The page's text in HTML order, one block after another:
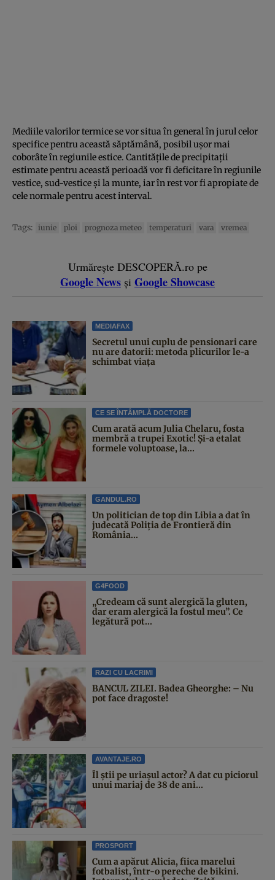
Mediile valorilor termice se vor situa în general în jurul celor
specifice pentru această săptămână, posibil ușor mai
coborâte în regiunile estice. Cantitățile de precipitații
estimate pentru această perioadă vor fi deficitare în regiunile
vestice, sud-vestice și la munte, iar în rest vor fi apropiate de
cele normale pentru acest interval.
Tags: iunie ploi prognoza meteo temperaturi vara vremea
Urmărește DESCOPERĂ.ro pe
Google News și Google Showcase
MEDIAFAX
Secretul unui cuplu de pensionari care
nu are datorii: metoda plicurilor le-a
schimbat viața
CE SE ÎNTÂMPLĂ DOCTORE
Cum arată acum Julia Chelaru, fosta
membră a trupei Exotic! Și-a etalat
formele voluptoase, la...
GANDUL.RO
Un politician de top din Libia a dat în
judecată Poliția de Frontieră din
România...
G4FOOD
„Credeam că sunt alergică la gluten,
dar eram alergică la fostul meu”. Ce
legătură pot...
RAZI CU LACRIMI
BANCUL ZILEI. Badea Gheorghe: – Nu
pot face dragoste!
AVANTAJE.RO
Îl știi pe uriașul actor? A dat cu piciorul
unui mariaj de 38 de ani...
PROSPORT
Cum a apărut Alicia, fiica marelui
fotbalist, într-o pereche de bikini.